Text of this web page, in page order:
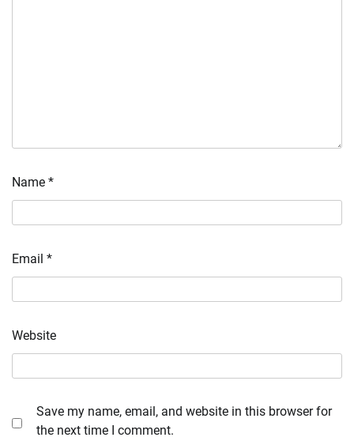
Name *
Email *
Website
Save my name, email, and website in this browser for
the next time I comment.